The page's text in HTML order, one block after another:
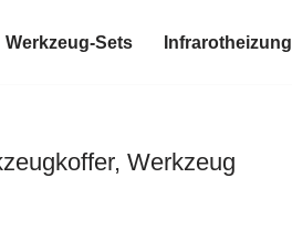
Werkzeug-Sets Infrarotheizung
Werkzeug